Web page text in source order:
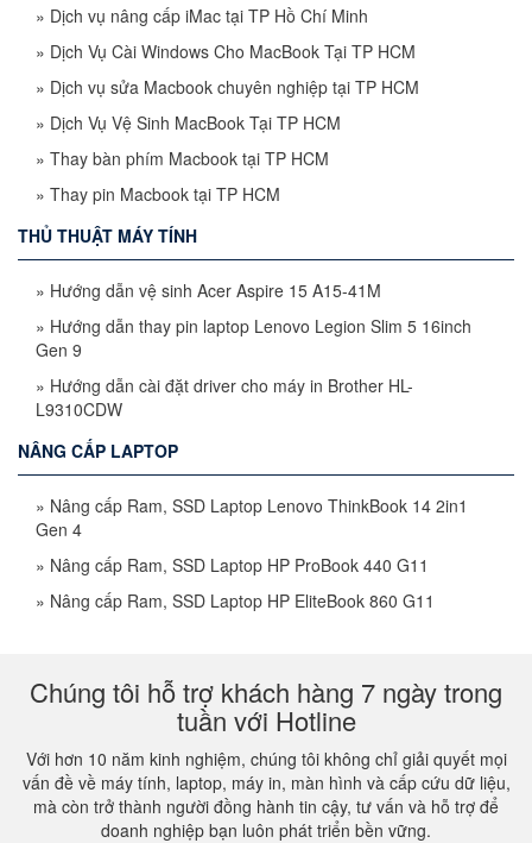
» Dịch vụ nâng cấp iMac tại TP Hồ Chí Minh
» Dịch Vụ Cài Windows Cho MacBook Tại TP HCM
» Dịch vụ sửa Macbook chuyên nghiệp tại TP HCM
» Dịch Vụ Vệ Sinh MacBook Tại TP HCM
» Thay bàn phím Macbook tại TP HCM
» Thay pin Macbook tại TP HCM
THỦ THUẬT MÁY TÍNH
» Hướng dẫn vệ sinh Acer Aspire 15 A15-41M
» Hướng dẫn thay pin laptop Lenovo Legion Slim 5 16inch
Gen 9
» Hướng dẫn cài đặt driver cho máy in Brother HL-
L9310CDW
NÂNG CẤP LAPTOP
» Nâng cấp Ram, SSD Laptop Lenovo ThinkBook 14 2in1
Gen 4
» Nâng cấp Ram, SSD Laptop HP ProBook 440 G11
» Nâng cấp Ram, SSD Laptop HP EliteBook 860 G11
Chúng tôi hỗ trợ khách hàng 7 ngày trong
tuần với Hotline
Với hơn 10 năm kinh nghiệm, chúng tôi không chỉ giải quyết mọi
vấn đề về máy tính, laptop, máy in, màn hình và cấp cứu dữ liệu,
mà còn trở thành người đồng hành tin cậy, tư vấn và hỗ trợ để
doanh nghiệp bạn luôn phát triển bền vững.